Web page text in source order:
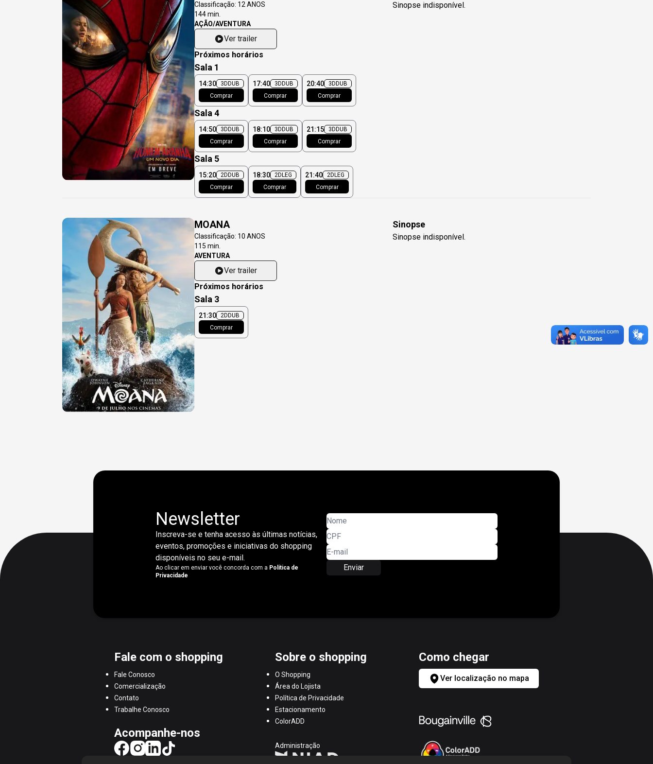
Classificação: 12 ANOS
144min.
AÇÃO/AVENTURA
Ver trailer
Próximos horários
Sala 1
14:30 3D DUB
Comprar
17:40 3D DUB
Comprar
20:40 3D DUB
Comprar
Sala 4
14:50 3D DUB
Comprar
18:10 3D DUB
Comprar
21:15 3D DUB
Comprar
Sala 5
15:20 2D DUB
Comprar
18:30 2D LEG
Comprar
21:40 2D LEG
Comprar
Sinopse indisponível.
MOANA
Classificação: 10 ANOS
115 min.
AVENTURA
Ver trailer
Próximos horários
Sala 3
21:30 2D DUB
Comprar
Sinopse
Sinopse indisponível.
Newsletter
Inscreva-se e tenha acesso às últimas notícias,
eventos, promoções e iniciativas do shopping
disponíveis no seu e-mail.
Ao clicar em enviar você concorda com a Política de
Privacidade
Enviar
Fale com o shopping
Fale Conosco
Comercialização
Contato
Trabalhe Conosco
Acompanhe-nos
Sobre o shopping
O Shopping
Área do Lojista
Política de Privacidade
Estacionamento
ColorADD
Administração
Como chegar
Ver localização no mapa